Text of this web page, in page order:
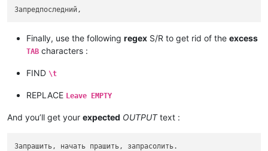
Finally, use the following regex S/R to get rid of the excess
TAB characters :
FIND \t
REPLACE Leave EMPTY
And you’ll get your expected OUTPUTtext :
Запрашить, начать прашить, запрасолить.